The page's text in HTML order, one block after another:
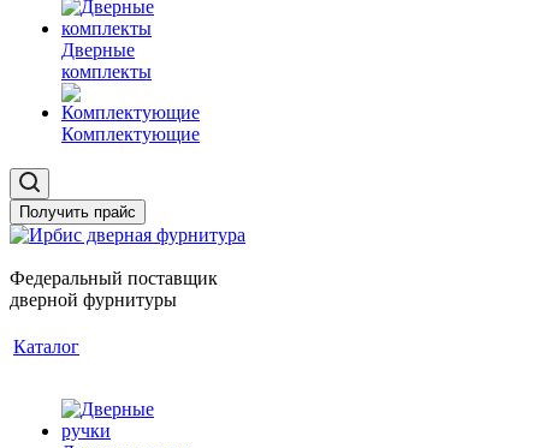
Дверные
комплекты
Комплектующие
Получить прайс
Федеральный поставщик
дверной фурнитуры
Каталог